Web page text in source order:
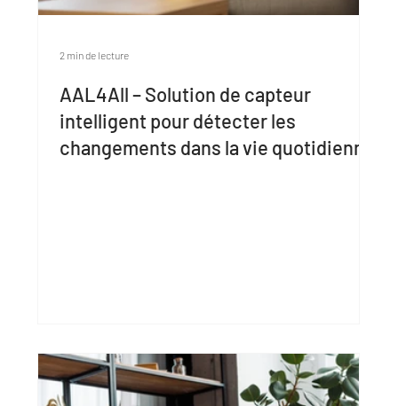
AAL4All – Solution de capteur
intelligent pour détecter les
changements dans la vie quotidienne
2 min de lecture